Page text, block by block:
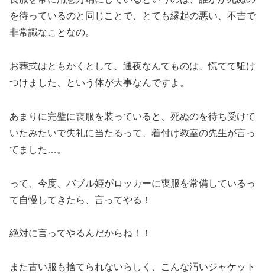
を待っているのと同じことで、とても縁起の悪い、不吉で
非常識なことなの。
お葬式はともかくとして、通夜なんてものは、慌てて駈け
つけました、という体が大事なんですよ。
あまりに完璧に喪服を装っていると、死ぬのを待ち受けて
いたみたいで失礼に当たるって、着付け教室の先生が言っ
てました…。
って、今度、バブル姫がロッカーに喪服を常備しているっ
て自慢してきたら、言ってやる！
絶対に言ってやるんだからね！！
また古い服も捨てられないらしく、こんな汚いジャケット